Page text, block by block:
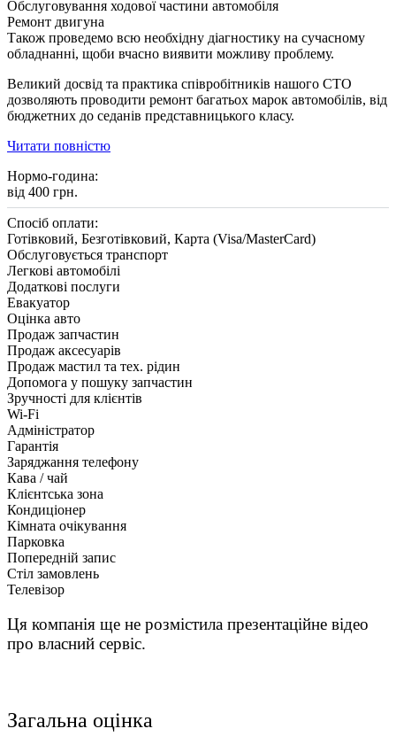
Обслуговування ходової частини автомобіля
Ремонт двигуна
Також проведемо всю необхідну діагностику на сучасному
обладнанні, щоби вчасно виявити можливу проблему.
Великий досвід та практика співробітників нашого СТО
дозволяють проводити ремонт багатьох марок автомобілів, від
бюджетних до седанів представницького класу.
Читати повністю
Нормо-година:
від 400 грн.
Спосіб оплати:
Готівковий, Безготівковий, Карта (Visa/MasterCard)
Обслуговується транспорт
Легкові автомобілі
Додаткові послуги
Евакуатор
Оцінка авто
Продаж запчастин
Продаж аксесуарів
Продаж мастил та тех. рідин
Допомога у пошуку запчастин
Зручності для клієнтів
Wi-Fi
Адміністратор
Гарантія
Заряджання телефону
Кава / чай
Клієнтська зона
Кондиціонер
Кімната очікування
Парковка
Попередній запис
Стіл замовлень
Телевізор
Ця компанія ще не розмістила презентаційне відео
про власний сервіс.
Загальна оцінка